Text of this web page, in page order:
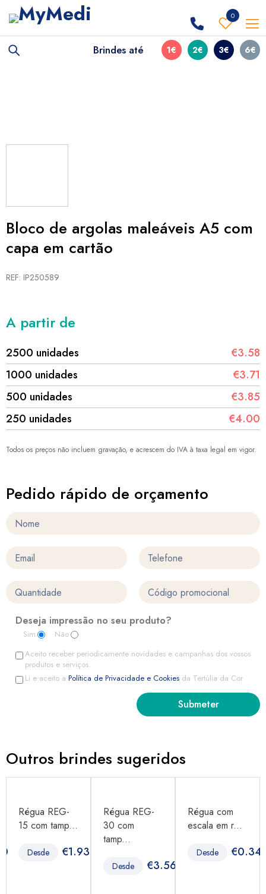
0
Brindes até 1€ 2€ 3€ 6€
Bloco de argolas maleáveis A5 com
capa em cartão
REF: IP250589
A partir de
2500 unidades
€3.58
1000 unidades
€3.71
500 unidades
€3.85
250 unidades
€4.00
Todos os preços não incluem gravação, e acrescem do IVA à taxa legal em vigor.
Pedido rápido de orçamento
Deseja impressão no seu produto?
Sim
Não
Aceito receber periodicamente novidades e campanhas dos vossos
produtos e serviços.
Li e aceito a Política de Privacidade e Cookies da Tertúlia da Cor
Outros brindes sugeridos
Régua REG-
15 com tamp...
Desde €1.93
Régua REG-
30 com
tamp...
Desde €3.56
Régua com
escala em r...
Desde €0.34